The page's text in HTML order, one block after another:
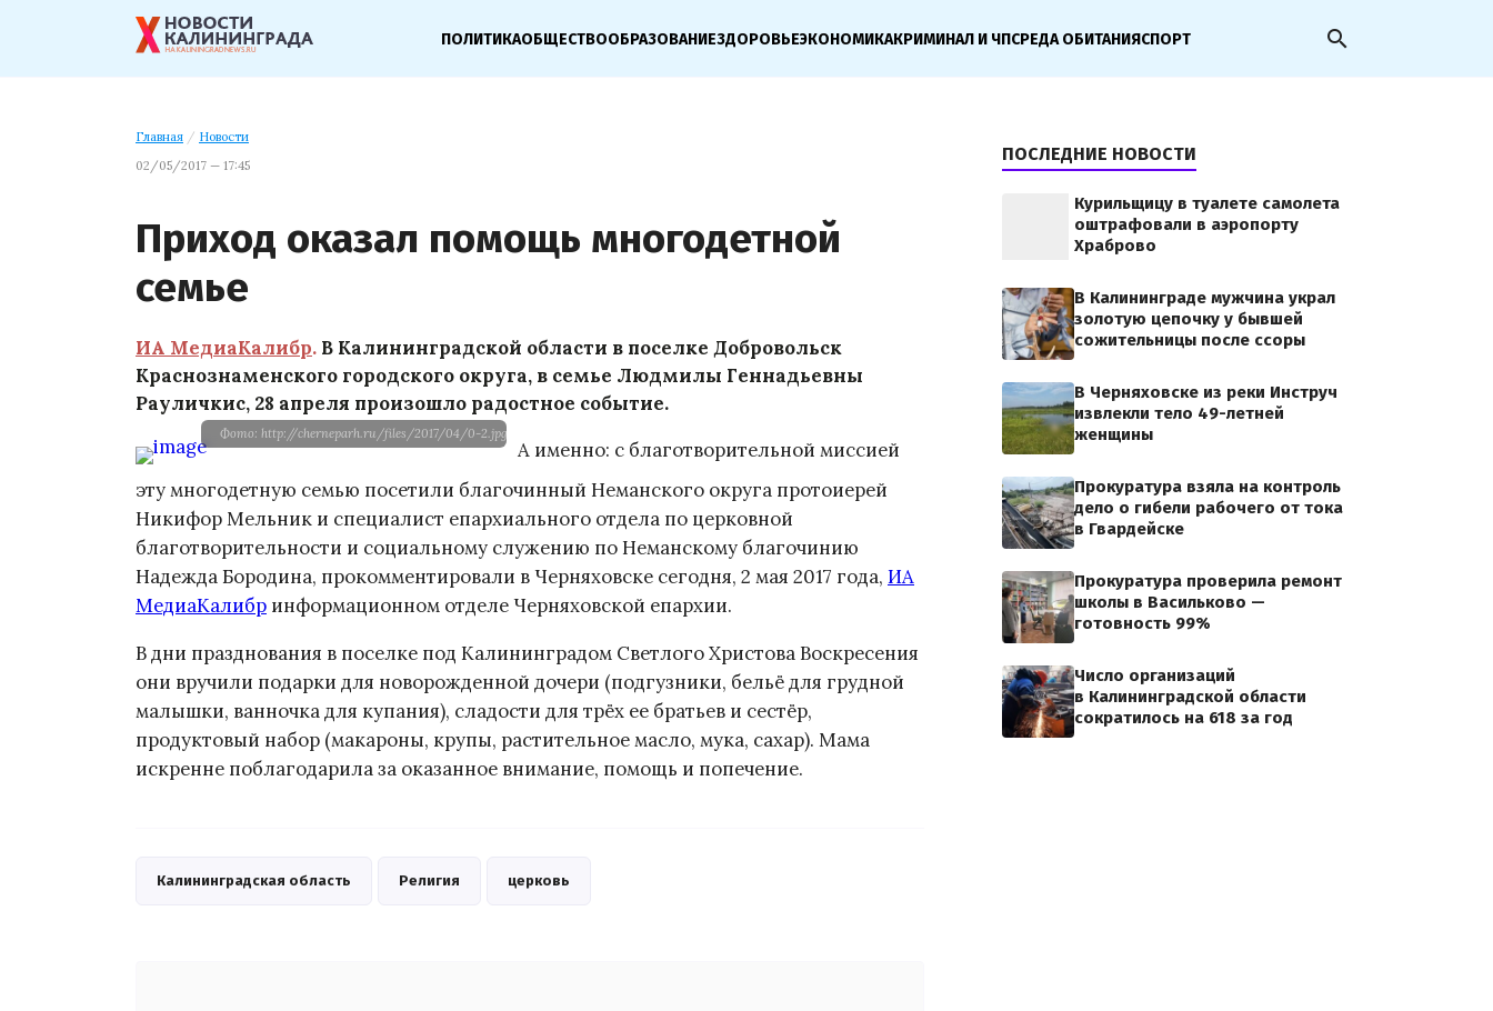
ПОЛИТИКАОБЩЕСТВООБРАЗОВАНИЕЗДОРОВЬЕЭКОНОМИКАКРИМИНАЛ И ЧПСРЕДА ОБИТАНИЯСПОРТ search
Главная / Новости
02/05/2017 — 17:45
Приход оказал помощь многодетной
семье
ИА МедиаКалибр. В Калининградской области в поселке Добровольск
Краснознаменского городского округа, в семье Людмилы Геннадьевны
Рауличкис, 28 апреля произошло радостное событие.
Фото: http://cherneparh.ru/files/2017/04/0-2.jpg
А именно: с благотворительной миссией
эту многодетную семью посетили благочинный Неманского округа протоиерей
Никифор Мельник и специалист епархиального отдела по церковной
благотворительности и социальному служению по Неманскому благочинию
Надежда Бородина, прокомментировали в Черняховске сегодня, 2 мая 2017 года, ИА
МедиаКалибр информационном отделе Черняховской епархии.
В дни празднования в поселке под Калининградом Светлого Христова Воскресения
они вручили подарки для новорожденной дочери (подгузники, бельё для грудной
малышки, ванночка для купания), сладости для трёх ее братьев и сестёр,
продуктовый набор (макароны, крупы, растительное масло, мука, сахар). Мама
искренне поблагодарила за оказанное внимание, помощь и попечение.
Калининградская область Религия церковь
ПОСЛЕДНИЕ НОВОСТИ
Курильщицу в туалете самолета
оштрафовали в аэропорту
Храброво
В Калининграде мужчина украл
золотую цепочку у бывшей
сожительницы после ссоры
В Черняховске из реки Инструч
извлекли тело 49-летней
женщины
Прокуратура взяла на контроль
дело о гибели рабочего от тока
в Гвардейске
Прокуратура проверила ремонт
школы в Васильково —
готовность 99%
Число организаций
в Калининградской области
сократилось на 618 за год